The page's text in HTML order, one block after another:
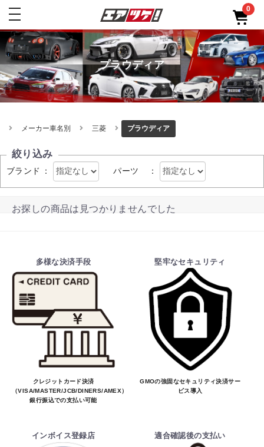
toggle
0
プラウディア
メーカー車名別 三菱 プラウディア
絞り込み
ブランド ： パーツ ：
お探しの商品は見つかりませんでした
多様な決済手段
クレジットカード決済
（VISA/MASTER/JCB/DINERS/AMEX）、
銀行振込での支払い可能
堅牢なセキュリティ
GMOの強固なセキュリティ決済サー
ビス導入
インボイス登録店 適合確認後の支払い